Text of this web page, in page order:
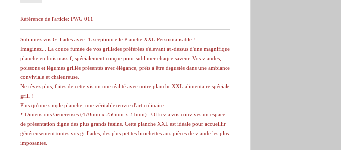
Référence de l'article: PWG 011
Sublimez vos Grillades avec l'Exceptionnelle Planche XXL Personnalisable !
Imaginez... La douce fumée de vos grillades préférées s'élevant au-dessus d'une magnifique
planche en bois massif, spécialement conçue pour sublimer chaque saveur. Vos viandes,
poissons et légumes grillés présentés avec élégance, prêts à être dégustés dans une ambiance
conviviale et chaleureuse.
Ne rêvez plus, faites de cette vision une réalité avec notre planche XXL alimentaire spéciale
grill !
Plus qu'une simple planche, une véritable œuvre d'art culinaire :
* Dimensions Généreuses (470mm x 250mm x 31mm) : Offrez à vos convives un espace
de présentation digne des plus grands festins. Cette planche XXL est idéale pour accueillir
généreusement toutes vos grillades, des plus petites brochettes aux pièces de viande les plus
imposantes.